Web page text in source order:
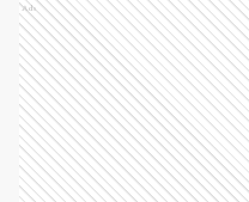
Ads